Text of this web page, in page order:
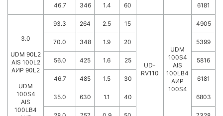
46.7 346 1.4 60 6181
3.0
UDM 90L2
AIS 100L2
АИР 90L2
UDM
100S4
AIS
100LB4
93.3 264 2.5 15
UD-
RV110
UDM
100S4
AIS
100LB4
АИР
100S4
4905
70.0 348 1.9 20 5399
56.0 425 1.6 25 5816
46.7 485 1.5 30 6181
35.0 630 1.1 40 6803